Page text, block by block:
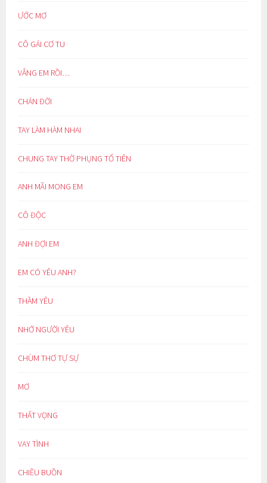
ƯỚC MƠ
CÔ GÁI CƠ TU
VẮNG EM RỒI…
CHÁN ĐỜI
TAY LÀM HÀM NHAI
CHUNG TAY THỜ PHỤNG TỔ TIÊN
ANH MÃI MONG EM
CÔ ĐỘC
ANH ĐỢI EM
EM CÓ YÊU ANH?
THẦM YÊU
NHỚ NGƯỜI YÊU
CHÙM THƠ TỰ SỰ
MƠ
THẤT VỌNG
VAY TÌNH
CHIỀU BUỒN